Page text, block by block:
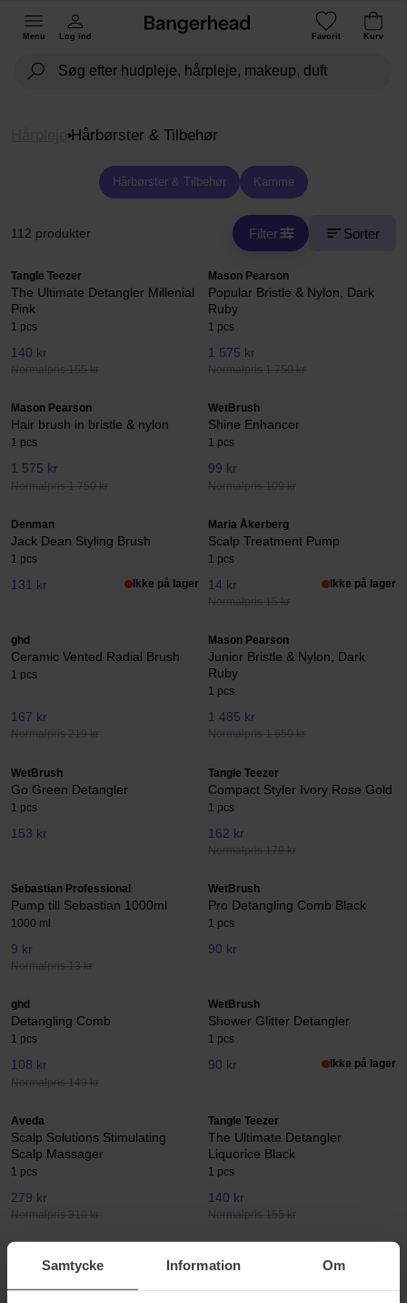
Samtycke Information Om
Menu Log ind Favorit Kurv
Hårbørster & Tilbehør
Hårbørster & Tilbehør Kamme
112 produkter Filter Sorter
Tangle Teezer
The Ultimate Detangler Millenial
Pink
1 pcs
140 kr
Normalpris 155 kr
Mason Pearson
Popular Bristle & Nylon, Dark
Ruby
1 pcs
1 575 kr
Normalpris 1 750 kr
Mason Pearson
Hair brush in bristle & nylon
1 pcs
1 575 kr
Normalpris 1 750 kr
WetBrush
Shine Enhancer
1 pcs
99 kr
Normalpris 109 kr
Denman
Jack Dean Styling Brush
1 pcs
131 kr Ikke på lager
Maria Åkerberg
Scalp Treatment Pump
1 pcs
14 kr
Normalpris 15 kr
Ikke på lager
ghd
Ceramic Vented Radial Brush
1 pcs
167 kr
Normalpris 219 kr
Mason Pearson
Junior Bristle & Nylon, Dark
Ruby
1 pcs
1 485 kr
Normalpris 1 650 kr
WetBrush
Go Green Detangler
1 pcs
153 kr
Tangle Teezer
Compact Styler Ivory Rose Gold
1 pcs
162 kr
Normalpris 179 kr
Sebastian Professional
Pump till Sebastian 1000ml
1000 ml
9 kr
Normalpris 13 kr
WetBrush
Pro Detangling Comb Black
1 pcs
90 kr
ghd
Detangling Comb
1 pcs
108 kr
Normalpris 149 kr
WetBrush
Shower Glitter Detangler
1 pcs
90 kr Ikke på lager
Aveda
Scalp Solutions Stimulating
Scalp Massager
1 pcs
279 kr
Normalpris 310 kr
Tangle Teezer
The Ultimate Detangler
Liquorice Black
1 pcs
140 kr
Normalpris 155 kr
Wild Boar Hair Brush with
Cleaning Tool
D3 The Original Styler 7 Row